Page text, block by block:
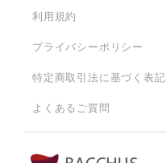
利用規約
プライバシーポリシー
特定商取引法に基づく表記
よくあるご質問